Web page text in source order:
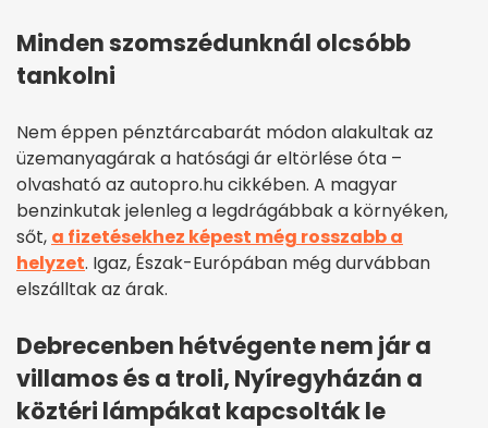
Minden szomszédunknál olcsóbb
tankolni
Nem éppen pénztárcabarát módon alakultak az
üzemanyagárak a hatósági ár eltörlése óta –
olvasható az autopro.hu cikkében. A magyar
benzinkutak jelenleg a legdrágábbak a környéken,
sőt, a fizetésekhez képest még rosszabb a
helyzet. Igaz, Észak-Európában még durvábban
elszálltak az árak.
Debrecenben hétvégente nem jár a
villamos és a troli, Nyíregyházán a
köztéri lámpákat kapcsolták le